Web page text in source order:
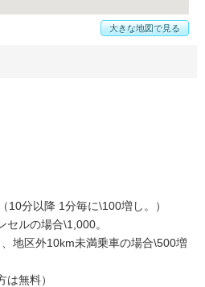
大きな地図で見る
10分以降 1分毎に\100増し。）
セルの場合\1,000。
地区外10km未満乗車の場合\500増
は無料）